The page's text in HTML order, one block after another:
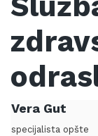
Vera Gut
specijalista opšte